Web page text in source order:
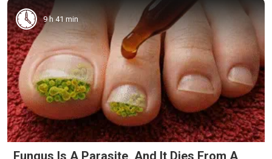
9 h 41 min
Fungus Is A Parasite, And It Dies From A